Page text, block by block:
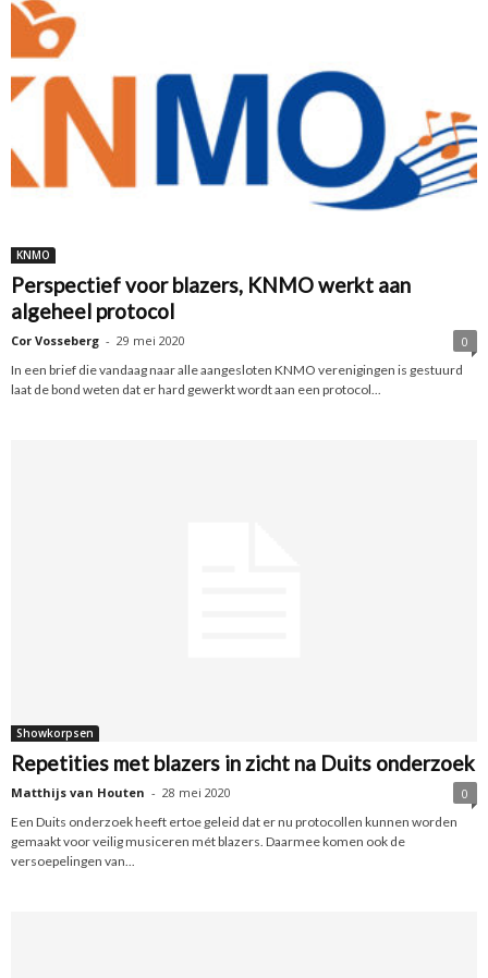
KNMO
Perspectief voor blazers, KNMO werkt aan
algeheel protocol
Cor Vosseberg - 29 mei 2020
0
In een brief die vandaag naar alle aangesloten KNMO verenigingen is gestuurd
laat de bond weten dat er hard gewerkt wordt aan een protocol...
Showkorpsen
Repetities met blazers in zicht na Duits onderzoek
Matthijs van Houten - 28 mei 2020
0
Een Duits onderzoek heeft ertoe geleid dat er nu protocollen kunnen worden
gemaakt voor veilig musiceren mét blazers. Daarmee komen ook de
versoepelingen van...